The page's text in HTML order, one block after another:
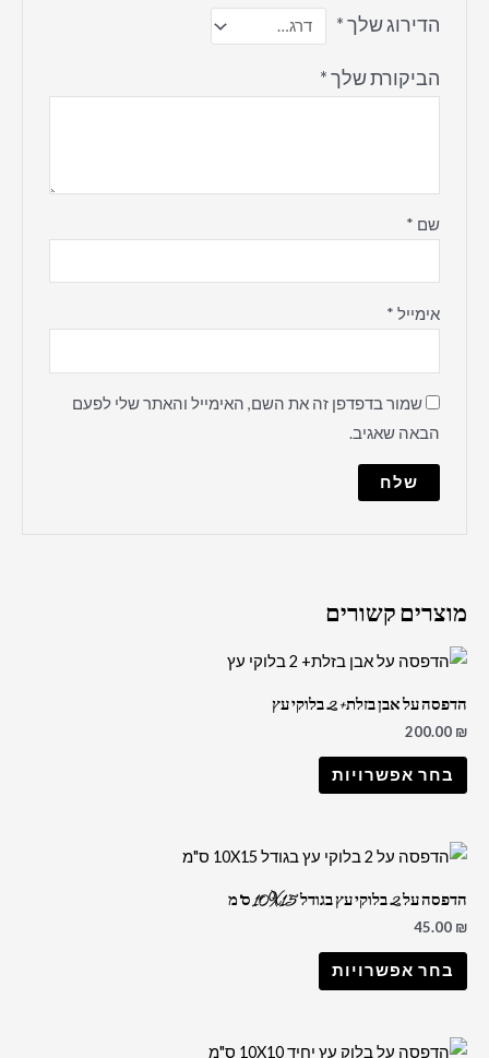
הדירוג שלך*
הביקורת שלך*
שם *
אימייל *
שמור בדפדפן זה את השם, האימייל והאתר שלי לפעם
הבאה שאגיב.
מוצרים קשורים
הדפסה על אבן בזלת+ 2 בלוקי עץ
200.00 ₪
בחר אפשרויות
הדפסה על 2 בלוקי עץ בגודל 10X15 ס"מ
45.00 ₪
בחר אפשרויות